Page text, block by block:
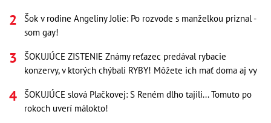
Šok v rodine Angeliny Jolie: Po rozvode s manželkou priznal -
som gay!
ŠOKUJÚCE ZISTENIE Známy reťazec predával rybacie
konzervy, v ktorých chýbali RYBY! Môžete ich mať doma aj vy
ŠOKUJÚCE slová Plačkovej: S Reném dlho tajili... Tomuto po
rokoch uverí málokto!